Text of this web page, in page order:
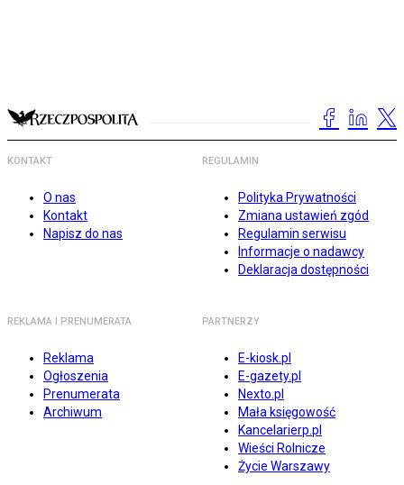
KONTAKT
O nas
Kontakt
Napisz do nas
REGULAMIN
Polityka Prywatności
Zmiana ustawień zgód
Regulamin serwisu
Informacje o nadawcy
Deklaracja dostępności
REKLAMA I PRENUMERATA
Reklama
Ogłoszenia
Prenumerata
Archiwum
PARTNERZY
E-kiosk.pl
E-gazety.pl
Nexto.pl
Mała księgowość
Kancelarierp.pl
Wieści Rolnicze
Życie Warszawy